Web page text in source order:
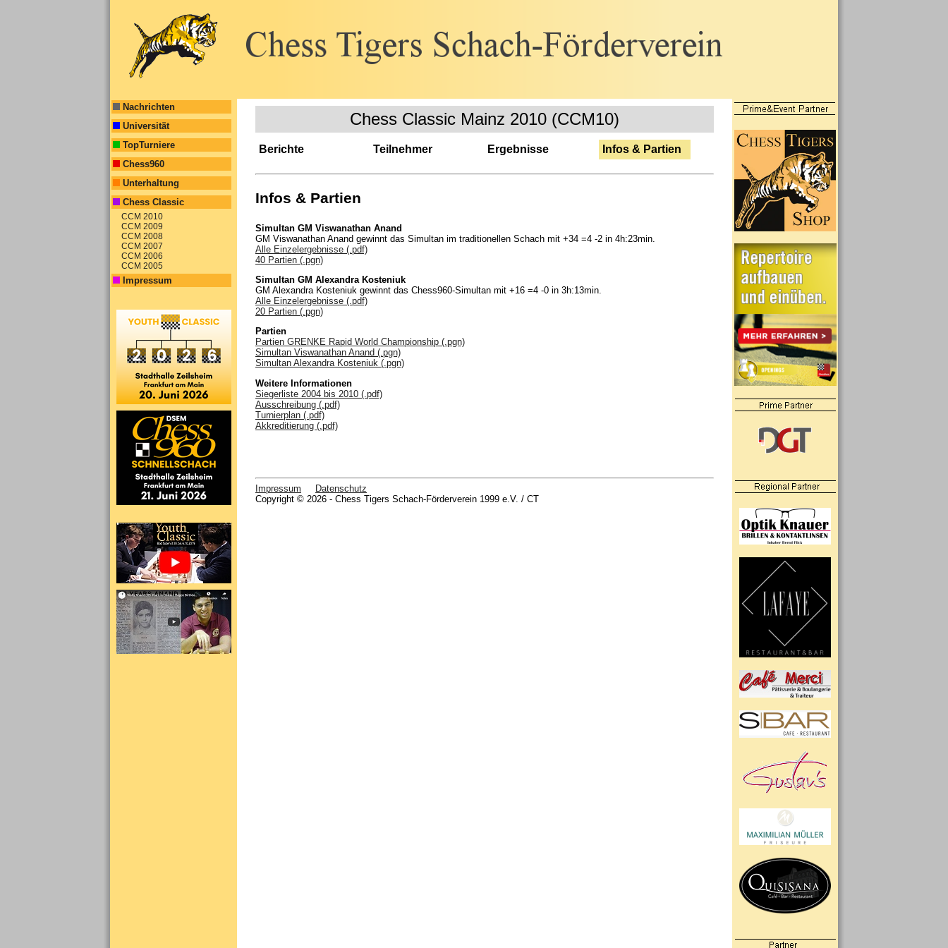
Nachrichten
Universität
TopTurniere
Chess960
Unterhaltung
Chess Classic
CCM 2010
CCM 2009
CCM 2008
CCM 2007
CCM 2006
CCM 2005
Impressum
Chess Classic Mainz 2010 (CCM10)
Berichte Teilnehmer Ergebnisse Infos & Partien
Infos & Partien
Simultan GM Viswanathan Anand
GM Viswanathan Anand gewinnt das Simultan im traditionellen Schach mit +34 =4 -2 in 4h:23min.
Alle Einzelergebnisse (.pdf)
40 Partien (.pgn)
Simultan GM Alexandra Kosteniuk
GM Alexandra Kosteniuk gewinnt das Chess960-Simultan mit +16 =4 -0 in 3h:13min.
Alle Einzelergebnisse (.pdf)
20 Partien (.pgn)
Partien
Partien GRENKE Rapid World Championship (.pgn)
Simultan Viswanathan Anand (.pgn)
Simultan Alexandra Kosteniuk (.pgn)
Weitere Informationen
Siegerliste 2004 bis 2010 (.pdf)
Ausschreibung (.pdf)
Turnierplan (.pdf)
Akkreditierung (.pdf)
Impressum
Datenschutz
Copyright © 2026 - Chess Tigers Schach-Förderverein 1999 e.V. / CT